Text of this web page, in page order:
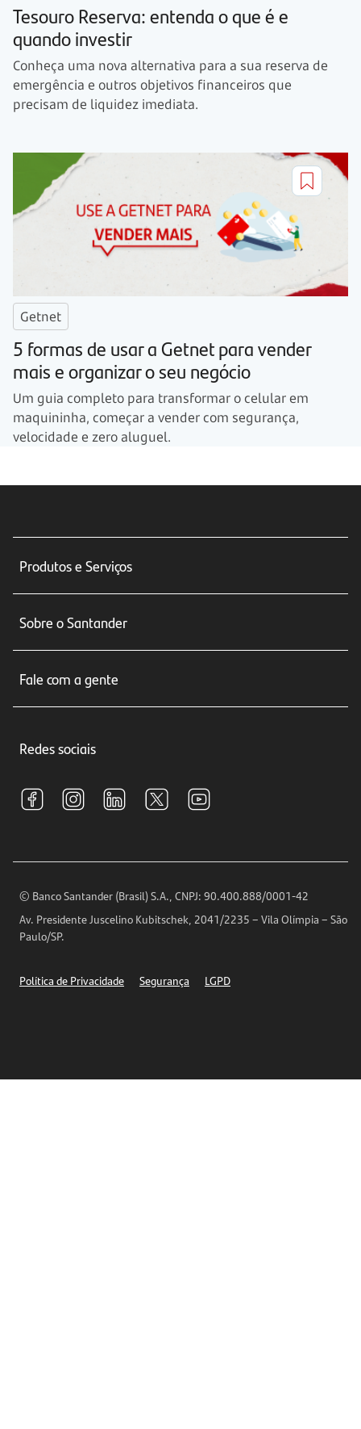
Tesouro Reserva: entenda o que é e
quando investir
Conheça uma nova alternativa para a sua reserva de
emergência e outros objetivos financeiros que
precisam de liquidez imediata.
Getnet
5 formas de usar a Getnet para vender
mais e organizar o seu negócio
Um guia completo para transformar o celular em
maquininha, começar a vender com segurança,
velocidade e zero aluguel.
Produtos e Serviços
Seguros
Crédito e Financiamentos
Investimentos
Sobre o Santander
Relações com Investidores
Fale com a gente
Central de Renegociação
S.A.C
Encontre nossas agências
Horários de Atendimento
Telefones
Redes sociais
© Banco Santander (Brasil) S.A., CNPJ: 90.400.888/0001-42
Av. Presidente Juscelino Kubitschek, 2041/2235 – Vila Olímpia – São
Paulo/SP.
Política de Privacidade Segurança LGPD